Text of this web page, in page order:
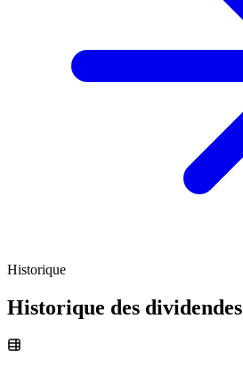
Historique
Historique des dividendes